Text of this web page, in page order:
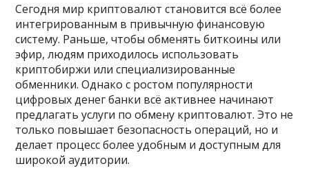
Сегодня мир криптовалют становится всё более
интегрированным в привычную финансовую
систему. Раньше, чтобы обменять биткоины или
эфир, людям приходилось использовать
криптобиржи или специализированные
обменники. Однако с ростом популярности
цифровых денег банки всё активнее начинают
предлагать услуги по обмену криптовалют. Это не
только повышает безопасность операций, но и
делает процесс более удобным и доступным для
широкой аудитории.